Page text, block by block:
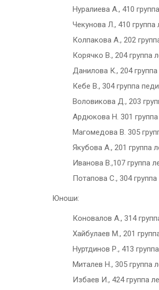
Нуралиева А., 410
Чекунова Л., 410 группа
Колпакова А., 202
Корячко В., 204 группа
Данилова К., 204
Кебе В., 304 группа
Воловикова Д., 203
Ардюкова Н. 301 группа
Магомедова В. 305
Якубова А., 201 группа
Иванова В.,107 группа
Потапова С., 304
Юноши:
Коновалов А., 314
Хайбулаев М., 201
Нуртдинов Р., 413
Миталев Н., 305 группа
Избаев И., 424 группа